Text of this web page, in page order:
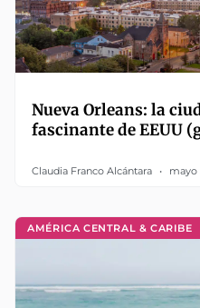
Nueva Orleans: la
fascinante de EEUU
Claudia Franco Alcántara mayo
AMÉRICA CENTRAL & CARIBE